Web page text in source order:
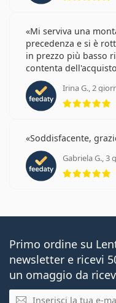
Mi serviva una
precedenza e si è
in prezzo più basso
contenta
Irina G., 2
Soddisfacente,
Gabriela G., 3
Primo ordine su
newsletter e ricevi
un omaggio da
E-mail